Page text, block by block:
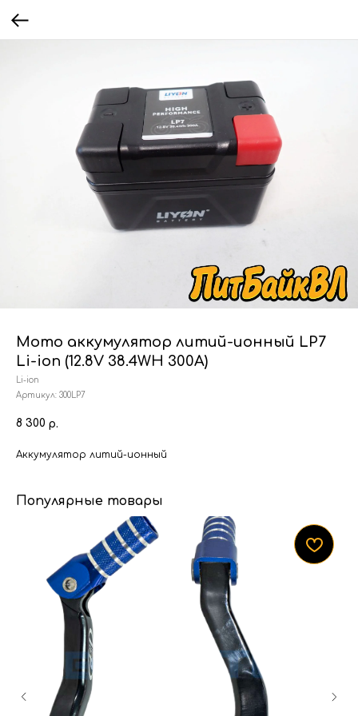
Мото аккумулятор литий-ионный LP7
Li-ion (12.8V 38.4WH 300A)
Li-ion
Артикул: 300LP7
8 300 р.
Аккумулятор литий-ионный
Популярные товары